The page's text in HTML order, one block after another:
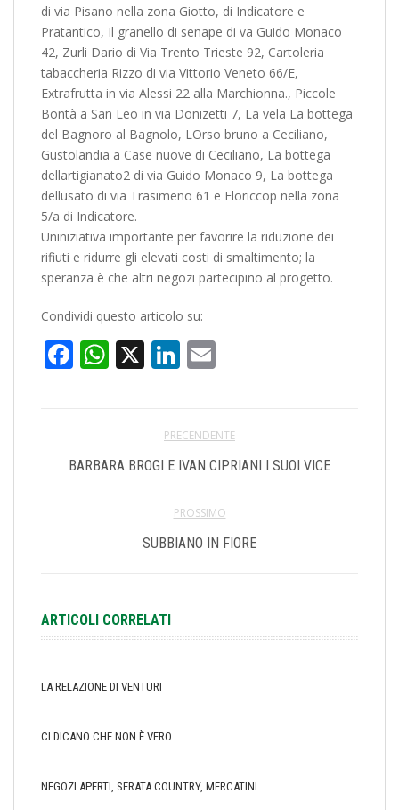
di via Pisano nella zona Giotto, di Indicatore e
Pratantico, Il granello di senape di va Guido Monaco
42, Zurli Dario di Via Trento Trieste 92, Cartoleria
tabaccheria Rizzo di via Vittorio Veneto 66/E,
Extrafrutta in via Alessi 22 alla Marchionna., Piccole
Bontà a San Leo in via Donizetti 7, La vela La bottega
del Bagnoro al Bagnolo, LOrso bruno a Ceciliano,
Gustolandia a Case nuove di Ceciliano, La bottega
dellartigianato2 di via Guido Monaco 9, La bottega
dellusato di via Trasimeno 61 e Floriccop nella zona
5/a di Indicatore.
Uniniziativa importante per favorire la riduzione dei
rifiuti e ridurre gli elevati costi di smaltimento; la
speranza è che altri negozi partecipino al progetto.
Condividi questo articolo su:
Facebook
WhatsApp
X LinkedIn
PRECENDENTE
BARBARA BROGI E IVAN CIPRIANI I SUOI VICE
PROSSIMO
SUBBIANO IN FIORE
ARTICOLI CORRELATI
LA RELAZIONE DI VENTURI
CI DICANO CHE NON È VERO
NEGOZI APERTI, SERATA COUNTRY, MERCATINI